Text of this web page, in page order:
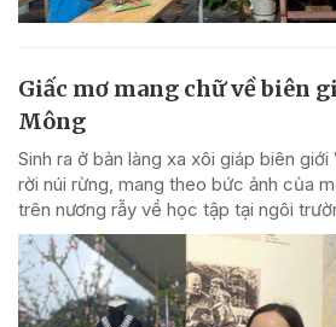
Giấc mơ mang chữ về biên
Mông
Sinh ra ở bản làng xa xôi giáp biên
rời núi rừng, mang theo bức ảnh của
trên nương rẫy về học tập tại ngôi